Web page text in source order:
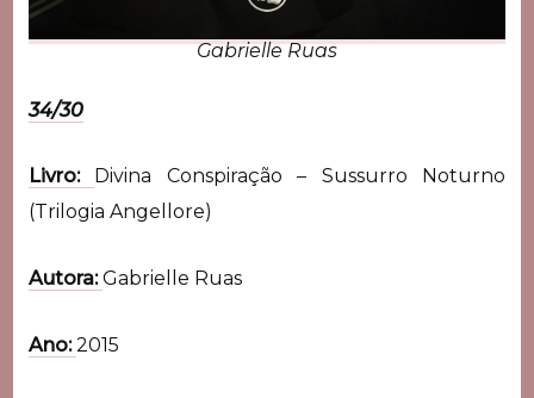
Gabrielle Ruas
34/30
Livro:
Divina Conspiração – Sussurro Noturno
(Trilogia Angellore)
Autora:Gabrielle Ruas
Ano:2015